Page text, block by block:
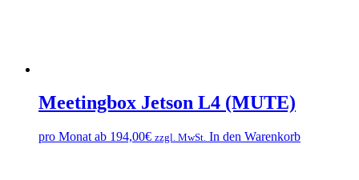
Meetingbox Jetson L4 (MUTE)
pro Monat ab 194,00€ zzgl. MwSt. In den Warenkorb